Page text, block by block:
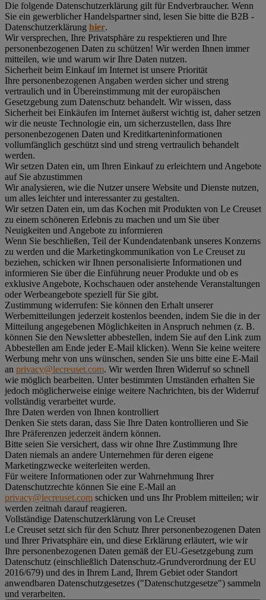
Die folgende Datenschutzerklärung gilt für Endverbraucher. Wenn
Sie ein gewerblicher Handelspartner sind, lesen Sie bitte die B2B -
Datenschutzerklärung hier.
Wir versprechen, Ihre Privatsphäre zu respektieren und Ihre
personenbezogenen Daten zu schützen! Wir werden Ihnen immer
mitteilen, wie und warum wir Ihre Daten nutzen.
Sicherheit beim Einkauf im Internet ist unsere Priorität
Ihre personenbezogenen Angaben werden sicher und streng
vertraulich und in Übereinstimmung mit der europäischen
Gesetzgebung zum Datenschutz behandelt. Wir wissen, dass
Sicherheit bei Einkäufen im Internet äußerst wichtig ist, daher setzen
wir die neuste Technologie ein, um sicherzustellen, dass Ihre
personenbezogenen Daten und Kreditkarteninformationen
vollumfänglich geschützt sind und streng vertraulich behandelt
werden.
Wir setzen Daten ein, um Ihren Einkauf zu erleichtern und Angebote
auf Sie abzustimmen
Wir analysieren, wie die Nutzer unsere Website und Dienste nutzen,
um alles leichter und interessanter zu gestalten.
Wir setzen Daten ein, um das Kochen mit Produkten von Le Creuset
zu einem schöneren Erlebnis zu machen und um Sie über
Neuigkeiten und Angebote zu informieren
Wenn Sie beschließen, Teil der Kundendatenbank unseres Konzerns
zu werden und die Marketingkommunikation von Le Creuset zu
beziehen, schicken wir Ihnen personalisierte Informationen und
informieren Sie über die Einführung neuer Produkte und ob es
exklusive Angebote, Kochschauen oder anstehende Veranstaltungen
oder Werbeangebote speziell für Sie gibt.
Zustimmung widerrufen: Sie können den Erhalt unserer
Werbemitteilungen jederzeit kostenlos beenden, indem Sie die in der
Mitteilung angegebenen Möglichkeiten in Anspruch nehmen (z. B.
können Sie den Newsletter abbestellen, indem Sie auf den Link zum
Abbestellen am Ende jeder E-Mail klicken). Wenn Sie keine weitere
Werbung mehr von uns wünschen, senden Sie uns bitte eine E-Mail
an privacy@lecreuset.com. Wir werden Ihren Widerruf so schnell
wie möglich bearbeiten. Unter bestimmten Umständen erhalten Sie
jedoch möglicherweise einige weitere Nachrichten, bis der Widerruf
vollständig verarbeitet wurde.
Ihre Daten werden von Ihnen kontrolliert
Denken Sie stets daran, dass Sie Ihre Daten kontrollieren und Sie
Ihre Präferenzen jederzeit ändern können.
Bitte seien Sie versichert, dass wir ohne Ihre Zustimmung Ihre
Daten niemals an andere Unternehmen für deren eigene
Marketingzwecke weiterleiten werden.
Für weitere Informationen oder zur Wahrnehmung Ihrer
Datenschutzrechte können Sie eine E-Mail an
privacy@lecreuset.com schicken und uns Ihr Problem mitteilen; wir
werden zeitnah darauf reagieren.
Vollständige Datenschutzerklärung von Le Creuset
Le Creuset setzt sich für den Schutz Ihrer personenbezogenen Daten
und Ihrer Privatsphäre ein, und diese Erklärung erläutert, wie wir
Ihre personenbezogenen Daten gemäß der EU-Gesetzgebung zum
Datenschutz (einschließlich Datenschutz-Grundverordnung der EU
2016/679) und des in Ihrem Land, Ihrem Gebiet oder Standort
anwendbaren Datenschutzgesetzes ("Datenschutzgesetze") sammeln
und verarbeiten.